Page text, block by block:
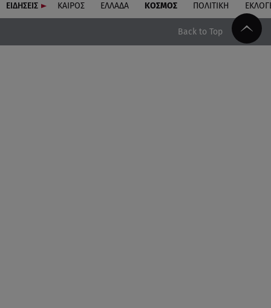
ΕΙΔΗΣΕΙΣ ΚΑΙΡΟΣ ΕΛΛΑΔΑ ΚΟΣΜΟΣ ΠΟΛΙΤΙΚΗ
Back to Top